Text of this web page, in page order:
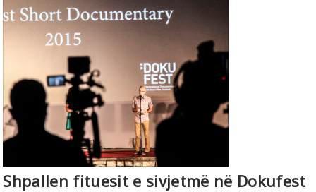
Shpallen fituesit e sivjetmë në Dokufest